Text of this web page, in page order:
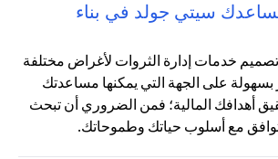
سيتي جولد في بناء
خدمات إدارة الثروات لأغراض مختلفة
على الجهة التي يمكنها مساعدتك
أهدافك المالية؛ فمن الضروري أن تبحث
مع أسلوب حياتك وطموحاتك.